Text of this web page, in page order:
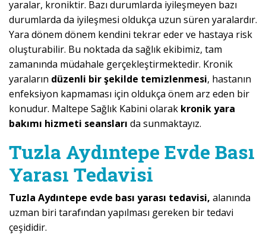
yaralar, kroniktir. Bazı durumlarda iyileşmeyen bazı
durumlarda da iyileşmesi oldukça uzun süren yaralardır.
Yara dönem dönem kendini tekrar eder ve hastaya risk
oluşturabilir. Bu noktada da sağlık ekibimiz, tam
zamanında müdahale gerçekleştirmektedir. Kronik
yaraların düzenli bir şekilde temizlenmesi, hastanın
enfeksiyon kapmaması için oldukça önem arz eden bir
konudur. Maltepe Sağlık Kabini olarak kronik yara
bakımı hizmeti seansları da sunmaktayız.
Tuzla Aydıntepe Evde Bası
Yarası Tedavisi
Tuzla Aydıntepe evde bası yarası tedavisi, alanında
uzman biri tarafından yapılması gereken bir tedavi
çeşididir.